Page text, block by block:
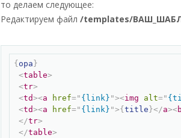
то делаем следующее:
Редактируем файл /templates/
{ opa }
<table>
<tr>
<td><a href=" {link} "><img alt="
<td><a href=" {link} ">{ title }</a><
</tr>
</table>